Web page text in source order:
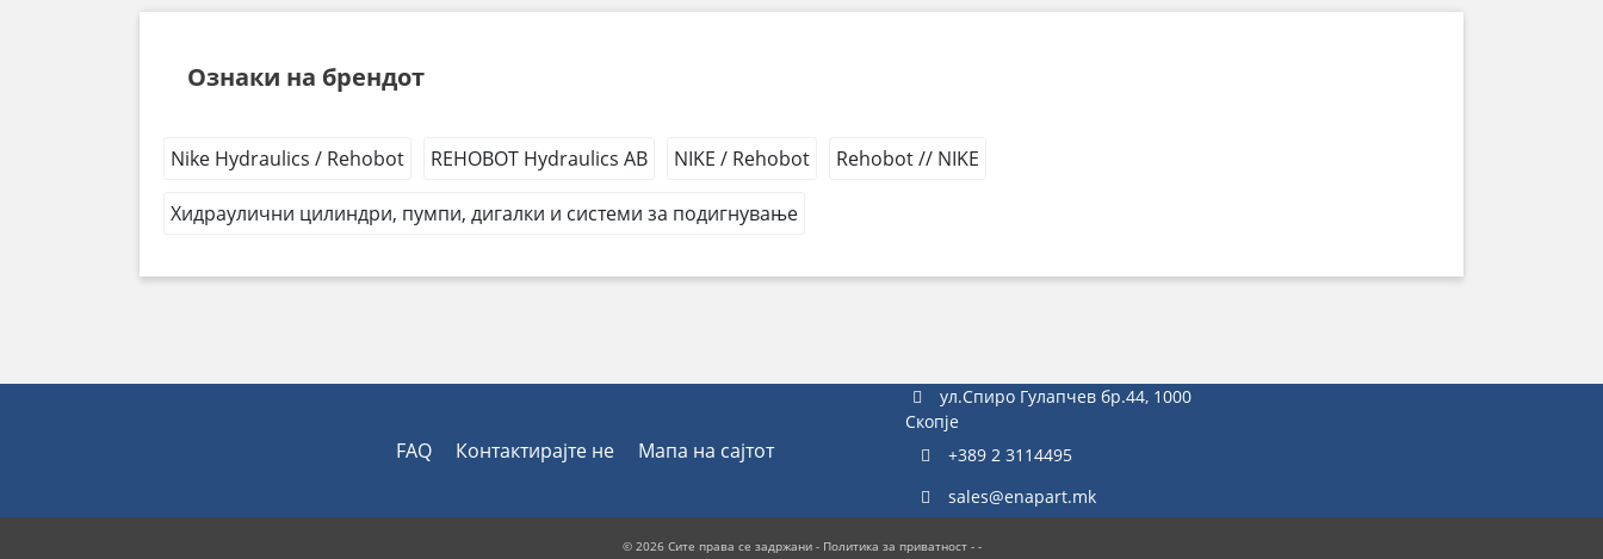
Ознаки на брендот
Nike Hydraulics / Rehobot REHOBOT Hydraulics AB NIKE / Rehobot Rehobot // NIKE
Хидраулични цилиндри, пумпи, дигалки и системи за подигнување
FAQ Контактирајте не Мапа на сајтот
ул.Спиро Гулапчев бр.44, 1000
Скопје
+389 2 3114495
sales@enapart.mk
© 2026 Сите права се задржани - Политика за приватност- -